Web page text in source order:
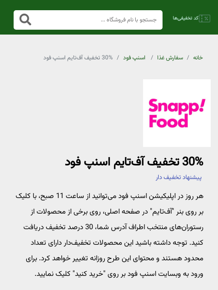
خانه سفارش غذا اسنپ فود 30% تخفیف آف‌تایم اسنپ فود
30% تخفیف آف‌تایم اسنپ فود
پیشنهاد تخفیف دار
هر روز در اپلیکیشن اسنپ فود می‌توانید از ساعت 11 صبح، با کلیک
بر روی بنر "آف‌تایم" در صفحه اصلی، روی برخی از محصولات از
رستوران‌های منتخب اطراف آدرس شما، 30 درصد تخفیف دریافت
کنید. توجه داشته باشید این محصولات تخفیف‌دار دارای تعداد
محدود هستند و محتوای این طرح روزانه تغییر خواهد کرد. برای
ورود به وبسایت اسنپ فود بر روی "خرید کنید" کلیک نمایید.